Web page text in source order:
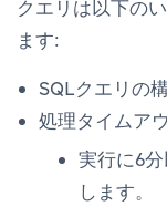
クエリは以下の
ます:
SQLクエリの
処理タイムア
実行に6
します。